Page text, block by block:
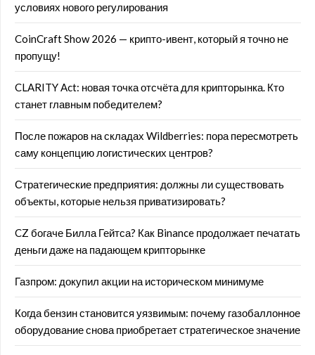
условиях нового регулирования
CoinCraft Show 2026 — крипто-ивент, который я точно не
пропущу!
CLARITY Act: новая точка отсчёта для крипторынка. Кто
станет главным победителем?
После пожаров на складах Wildberries: пора пересмотреть
саму концепцию логистических центров?
Стратегические предприятия: должны ли существовать
объекты, которые нельзя приватизировать?
CZ богаче Билла Гейтса? Как Binance продолжает печатать
деньги даже на падающем крипторынке
Газпром: докупил акции на историческом минимуме
Когда бензин становится уязвимым: почему газобаллонное
оборудование снова приобретает стратегическое значение